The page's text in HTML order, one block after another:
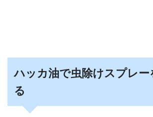
ハッカ油で虫除けスプレー
る